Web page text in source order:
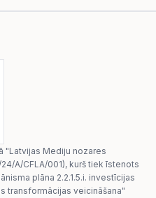
"Latvijas Mediju nozares
A/CFLA/001), kurš tiek īstenots
plāna 2.2.1.5.i. investīcijas
transformācijas veicināšana"